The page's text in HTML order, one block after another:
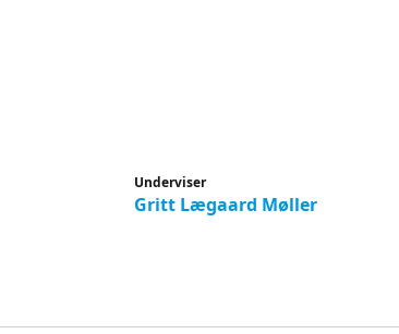
Underviser
Gritt Lægaard Møller